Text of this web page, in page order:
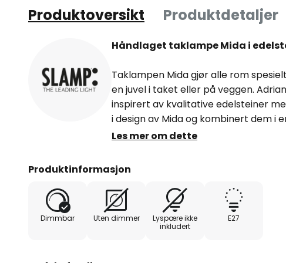
Produktoversikt Produktdetaljer
Håndlaget taklampe Mida i
Taklampen Mida gjør alle rom
en juvel i taket eller på veggen.
inspirert av kvalitative edelsteiner
i design av Mida og kombinert dem i
magnetholdere. De antatte
skyggeeffekt og silkeeffekt, er
fargerike og silkemyke farger. Mida
pærer som sender lys gjennom den
kaster imponerende effekter i taket
Les mer om dette
Produktinformasjon
Dimmbar Uten dimmer
Lyspære ikke
inkludert
E27